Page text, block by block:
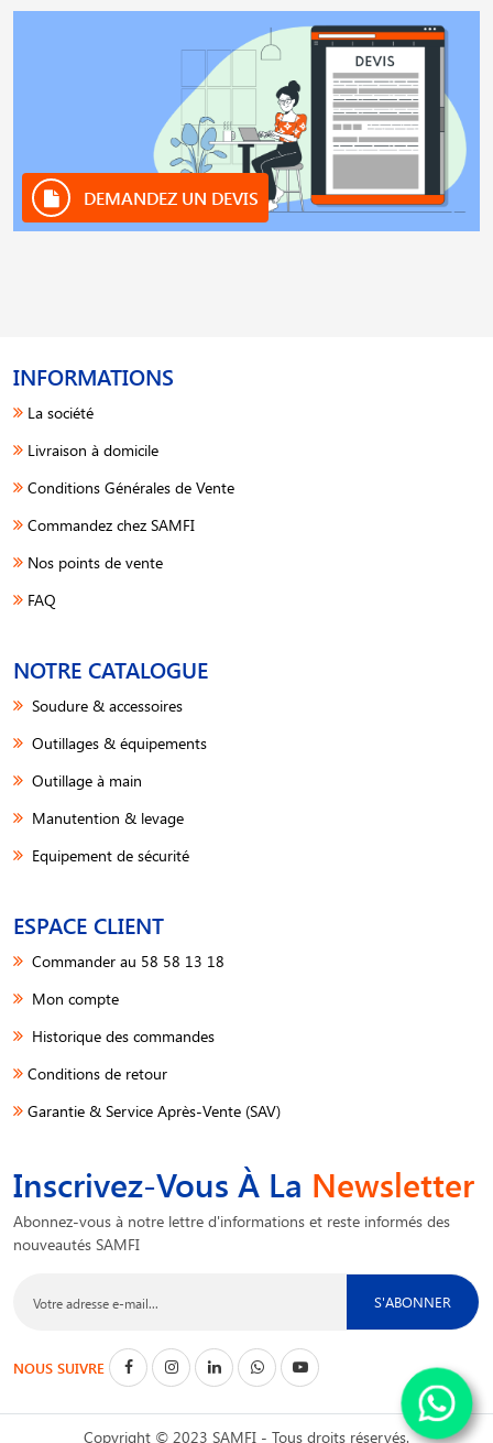
DEMANDEZ UN DEVIS
INFORMATIONS
La société
Livraison à domicile
Conditions Générales de Vente
Commandez chez SAMFI
Nos points de vente
FAQ
NOTRE CATALOGUE
Soudure & accessoires
Outillages & équipements
Outillage à main
Manutention & levage
Equipement de sécurité
ESPACE CLIENT
Commander au 58 58 13 18
Mon compte
Historique des commandes
Conditions de retour
Garantie & Service Après-Vente (SAV)
Inscrivez-Vous À La Newsletter
Abonnez-vous à notre lettre d'informations et reste informés des
nouveautés SAMFI
S'ABONNER
NOUS SUIVRE
Copyright © 2023 SAMFI - Tous droits réservés.